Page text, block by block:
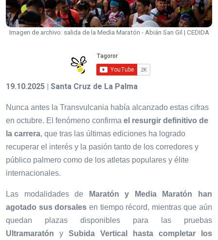
Imagen de archivo: salida de la Media Maratón - Abián San Gil | CEDIDA
19.10.2025 | Santa Cruz de La Palma
Nunca antes la Transvulcania había alcanzado estas cifras
en octubre. El fenómeno confirma el resurgir definitivo de
la carrera, que tras las últimas ediciones ha logrado
recuperar el interés y la pasión tanto de los corredores y
público palmero como de los atletas populares y élite
internacionales.
Las modalidades de
Maratón y Media Maratón han
agotado sus dorsales en tiempo récord, mientras que aún
quedan plazas disponibles para las pruebas
Ultramaratón y Subida Vertical hasta completar los